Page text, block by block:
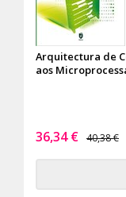
Arquitectura de
aos
36,34 € 40,38 €